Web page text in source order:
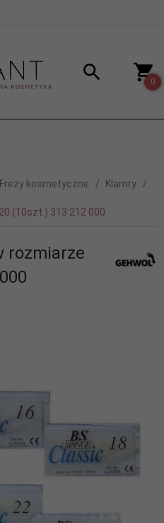
0
Frezy kosmetyczne Klamry
(10szt.) 313 212 000
rozmiarze